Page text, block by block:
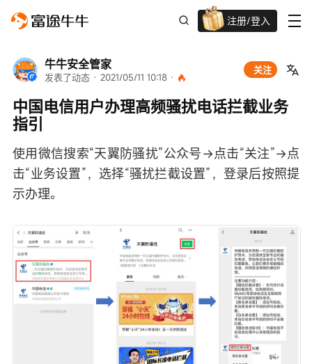
注册/登入
迎新重磅礼 股票/BTC等任你选!
牛牛安全管家
发表了动态 · 2021/05/11 10:18 ·
关注
中国电信用户办理高频骚扰电话拦截业务
指引
使用微信搜索“天翼防骚扰”公众号→点击“关注”→点
击“业务设置”，选择“骚扰拦截设置”，登录后按照提
示办理。